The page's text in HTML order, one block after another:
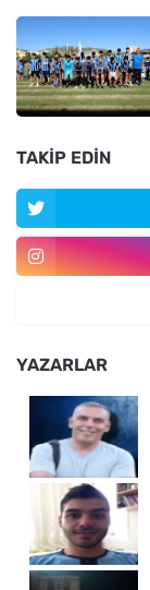
TAKIP EDIN
YAZARLAR